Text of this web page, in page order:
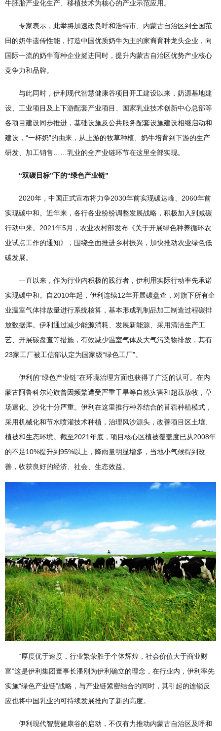
牛胚胎产业化生产、移植技术为核心的产业示范应用。
专家表示，此举将加速改良呼和浩特市、内蒙古自治区到全国范
田的奶牛遗传性能，打造中国优质奶牛为主的家裔育种龙头企业，向
国际一流的奶牛育种企业挺进同时，提升内蒙古自治区优势产业核心
竞争力和品牌。
与此同时，伊利现代智慧健康谷项目开工建设以来，奶源基地建
设、工业项目及上下游配套产业项目、国家乳业技术创新中心总部等
各项目建设同步推进，基础设施及公共服务配套设施建设相继启动和
建设，“一杯奶”的由来，从上游的牧草种植、奶牛培育到下游的生产
研发、加工销售……乳业的全产业链环节在这里全部实现。
“双碳目标”下的“绿色产业链”
2020年，中国正式宣布将力争2030年前实现碳达峰、2060年前
实现碳中和。近年来，各行各业纷纷调整发展战略，积极加入到减碳
行动中来。2021年5月，农业农村部发布《关于开展绿色种养循环农
业试点工作的通知》，围绕全面推进乡村振兴，加快推动农业绿色低
碳发展。
一直以来，作为行业内积极的践行者，伊利用实际行动率先承诺
实现碳中和。自2010年起，伊利连续12年开展碳盘查，对旗下所有企
业温室气体排放量进行系统核算，基本形成乳制品加工制造过程碳排
放数据库。伊利通过减少能源消耗、发展新能源、采用清洁生产工
艺、开展碳盘查等措施，有效减少温室气体及大气污染物排放，其有
23家工厂被工信部认定为国家级“绿色工厂”。
伊利的“绿色产业链”在环境治理方面也获得了广泛的认可。在内
蒙古阿鲁科尔沁旗曾因频繁遭受严重干旱等自然灾害和超载放牧，草
场退化、沙化十分严重。伊利在这里推行种养结合的苜蓿种植模式，
采用机械化和节水喷灌技术种植，治理风沙源头，改善项目区土壤、
植被和生态环境。截至2021年底，项目核心区植被覆盖度已从2008年
的不足10%提升到95%以上，降雨量明显增多，当地小气候得到改
善，收获良好的经济、社会、生态效益。
“厚度优于速度，行业繁荣胜于个体辉煌，社会价值大于商业财
富”这是伊利集团董事长潘刚为伊利确立的理念，在行业内，伊利率先
实施“绿色产业链”战略，与产业链紧密结合的同时，其引起的连锁反
应也将中国乳业的可持续发展推向了新的高度。
伊利现代智慧健康谷的启动，不仅有力推动内蒙古自治区及呼和